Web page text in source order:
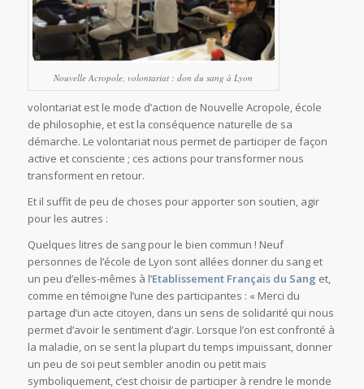
Nouvelle Acropole, volontariat : don du sang à Lyon
volontariat est le mode d’action de Nouvelle Acropole, école
de philosophie, et est la conséquence naturelle de sa
démarche. Le volontariat nous permet de participer de façon
active et consciente ; ces actions pour transformer nous
transforment en retour.
Et il suffit de peu de choses pour apporter son soutien, agir
pour les autres :
Quelques litres de sang pour le bien commun ! Neuf
personnes de l’école de Lyon sont allées donner du sang et
un peu d’elles-mêmes à l’Etablissement Français du Sang et,
comme en témoigne l’une des participantes : « Merci du
partage d’un acte citoyen, dans un sens de solidarité qui nous
permet d’avoir le sentiment d’agir. Lorsque l’on est confronté à
la maladie, on se sent la plupart du temps impuissant, donner
un peu de soi peut sembler anodin ou petit mais
symboliquement, c’est choisir de participer à rendre le monde